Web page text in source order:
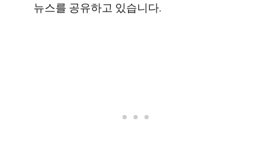
뉴스를 공유하고 있습니다.